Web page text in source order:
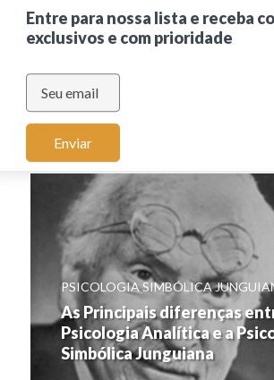
Entre para nossa lista e receba
exclusivos e com prioridade
Enviar
Todos Destaque Posts
Psicologia Simbólica Junguiana
Textos Todos
PSICOLOGIA SIMBÓLICA
As Principais diferenças
Psicologia Analítica e a
Simbólica Junguiana